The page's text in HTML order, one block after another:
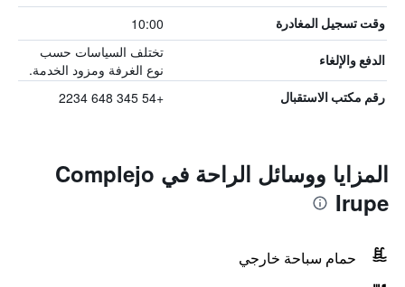
وقت تسجيل المغادرة 10:00
الدفع والإلغاء
تختلف السياسات حسب
نوع الغرفة ومزود الخدمة.
رقم مكتب الاستقبال +54 345 648 2234
المزايا ووسائل الراحة في Complejo
Irupe
حمام سباحة خارجي